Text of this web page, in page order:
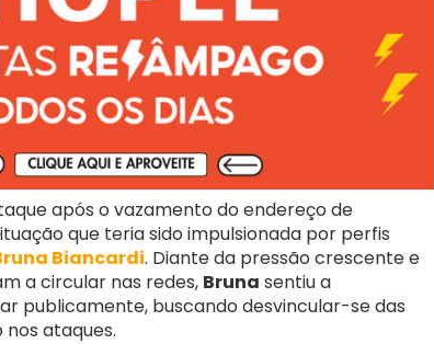
após o vazamento do endereço de
que teria sido impulsionada por perfis
Biancardi. Diante da pressão crescente e
a circular nas redes, Bruna sentiu a
publicamente, buscando desvincular-se das
ataques.